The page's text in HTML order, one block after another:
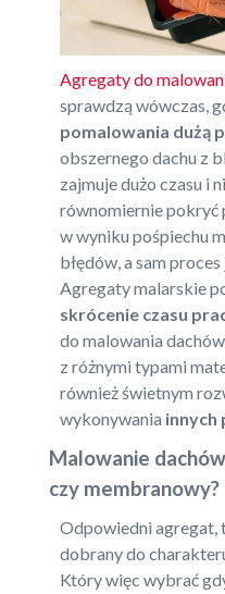
Agregaty do
sprawdzą wówczas,
pomalowania dużą
obszernego dachu z
zajmuje dużo czasu i
równomiernie pokryć
w wyniku pośpiechu
błędów, a sam
Agregaty malarskie
skrócenie czasu
do malowania
z różnymi typami
również świetnym
wykonywania innych
Malowanie
czy membranowy?
Odpowiedni agregat,
dobrany do
Który więc wybrać